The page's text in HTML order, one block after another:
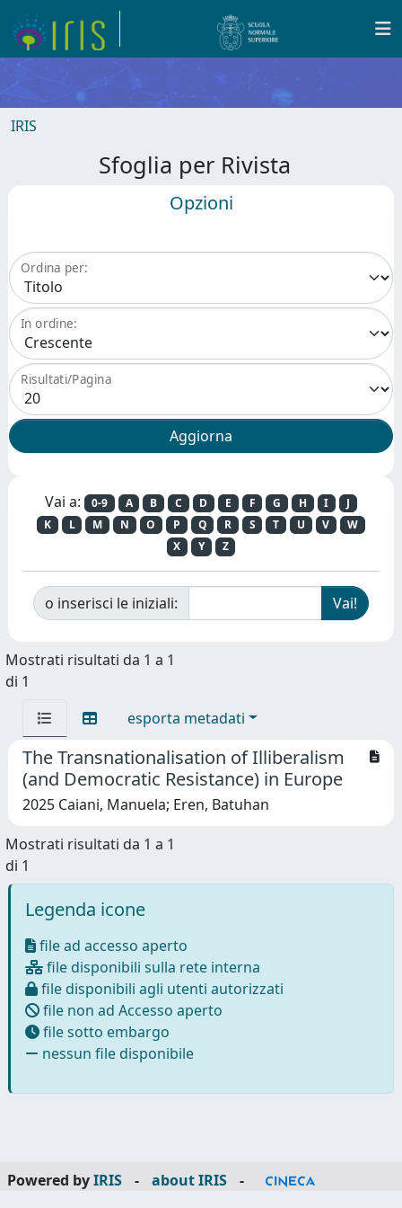
IRIS
Sfoglia per Rivista
Opzioni
Ordina per:
In ordine:
Risultati/Pagina
Vai a: 0-9 A B C D E F G H I
J
K
L M N O P Q R S T U V
W
X
Y Z
o inserisci le iniziali:
Mostrati risultati da 1 a 1
di 1
esporta metadati
The Transnationalisation of Illiberalism
(and Democratic Resistance) in Europe
2025 Caiani, Manuela; Eren, Batuhan
Mostrati risultati da 1 a 1
di 1
Legenda icone
file ad accesso aperto
file disponibili sulla rete interna
file disponibili agli utenti autorizzati
file non ad Accesso aperto
file sotto embargo
nessun file disponibile
Powered byIRIS - about IRIS
-